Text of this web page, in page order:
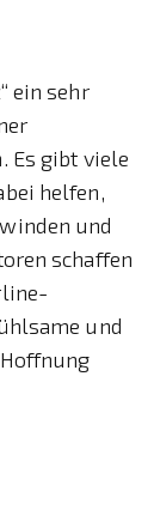
ein sehr
Es gibt viele
helfen,
und
schaffen
und